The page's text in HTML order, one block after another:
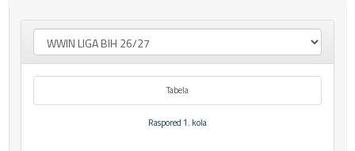
Tabela
Raspored 1. kola